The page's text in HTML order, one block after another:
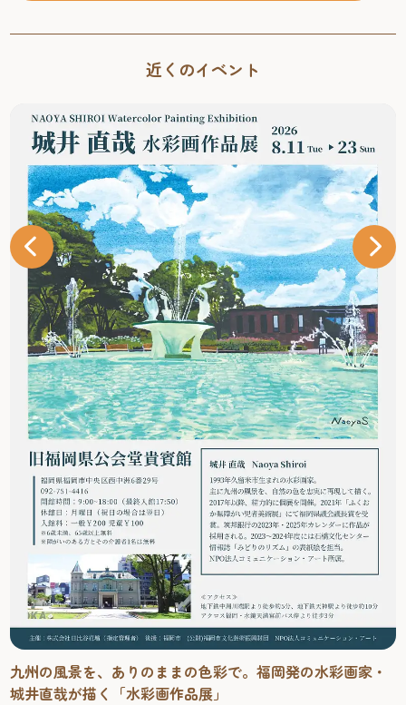
近くのイベント
九州の風景を、ありのままの色彩で。福岡発の水彩画家・
城井直哉が描く「水彩画作品展」